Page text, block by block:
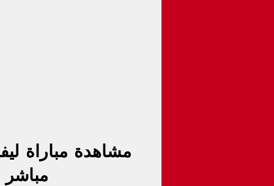
مشاهدة مباراة